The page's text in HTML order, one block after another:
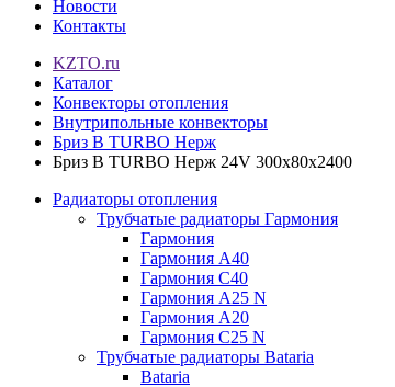
Новости
Контакты
KZTO.ru
Каталог
Конвекторы отопления
Внутрипольные конвекторы
Бриз В TURBO Нерж
Бриз В TURBO Нерж 24V 300х80х2400
Радиаторы отопления
Трубчатые радиаторы Гармония
Гармония
Гармония А40
Гармония С40
Гармония А25 N
Гармония А20
Гармония С25 N
Трубчатые радиаторы Bataria
Bataria